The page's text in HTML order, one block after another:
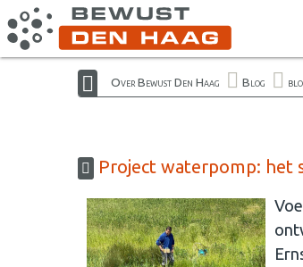
Over Bewust Den Haag Blog
Project waterpomp: het